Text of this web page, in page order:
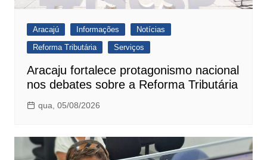
Aracajú Informações
Notícias
Reforma Tributária
Serviços
Aracaju fortalece protagonismo nacional
nos debates sobre a Reforma Tributária
qua, 05/08/2026